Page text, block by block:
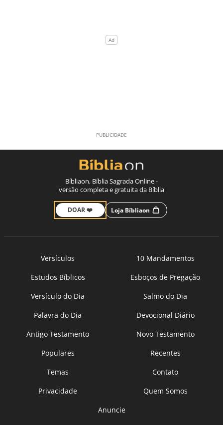
Bíbliaon, Bíblia Sagrada Online -
versão completa e gratuita da Bíblia
DOAR ❤️ Loja Bíbliaon
Versículos
10 Mandamentos
Estudos Bíblicos
Esboços de Pregação
Versículo do Dia
Salmo do Dia
Palavra do Dia
Devocional Diário
Antigo Testamento
Novo Testamento
Populares
Recentes
Temas
Contato
Privacidade
Quem Somos
Anuncie